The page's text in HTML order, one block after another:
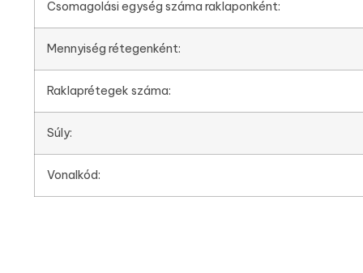
Csomagolási egység száma raklaponként:
Mennyiség rétegenként:
Raklaprétegek száma:
Súly:
Vonalkód: